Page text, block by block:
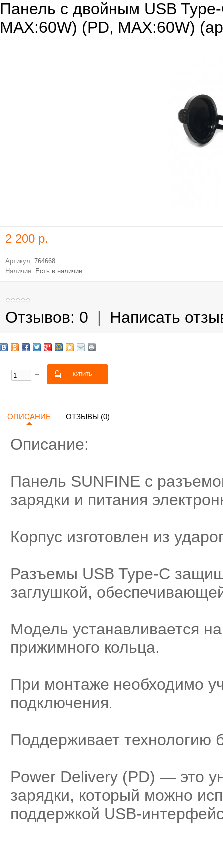
Панель с двойным USB
MAX:60W) (PD, MAX:60W)
2 200 р.
Артикул: 764668
Наличие: Есть в наличии
Отзывов: 0 | Написать
ОПИСАНИЕ ОТЗЫВЫ (0)
Описание:
Панель SUNFINE с
зарядки и питания
Корпус изготовлен из
Разъемы USB Type-C
заглушкой,
Модель устанавливается
прижимного кольца.
При монтаже необходимо
подключения.
Поддерживает технологию
Power Delivery (PD) — это
зарядки, который можно
поддержкой USB-